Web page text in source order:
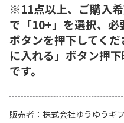
※11点以上、ご購入
で「10+」を選択、必
ボタンを押下してく
に入れる」ボタン押
です。
販売者
株式会社ゆうゆうギ